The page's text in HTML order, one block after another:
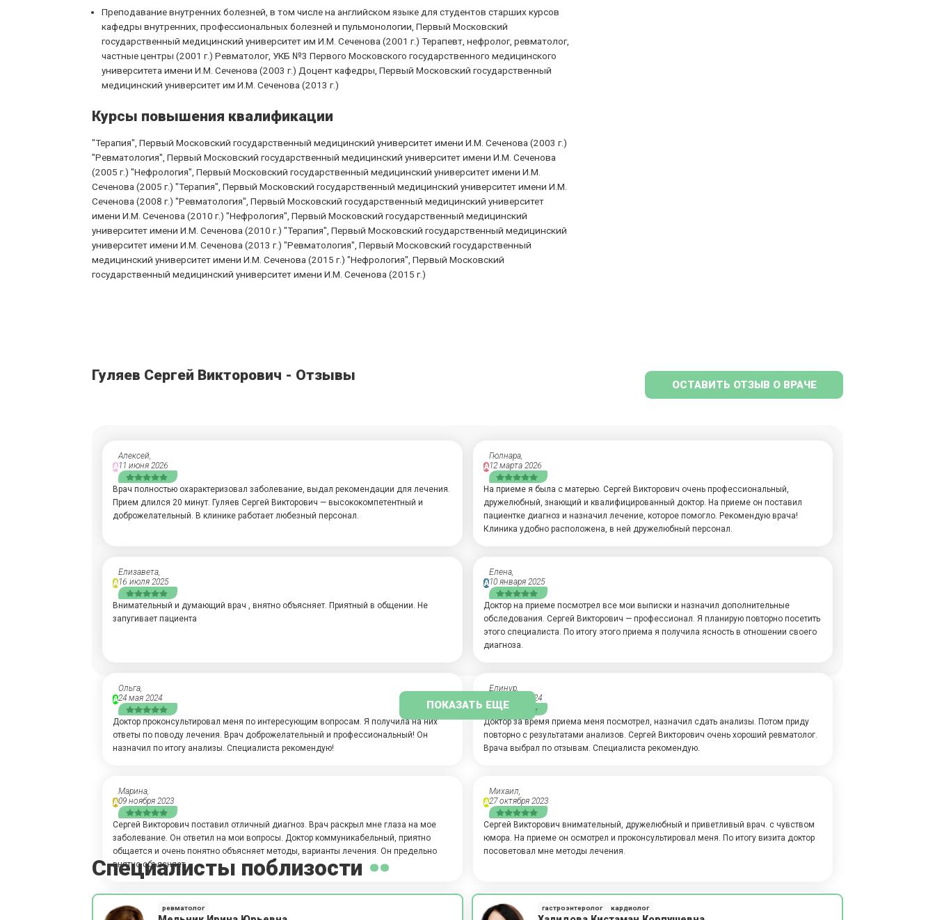
Преподавание внутренних болезней, в том числе на английском языке для студентов старших курсов
кафедры внутренних, профессиональных болезней и пульмонологии, Первый Московский
государственный медицинский университет им И.М. Сеченова (2001 г.) Терапевт, нефролог, ревматолог,
частные центры (2001 г.) Ревматолог, УКБ №3 Первого Московского государственного медицинского
университета имени И.М. Сеченова (2003 г.) Доцент кафедры, Первый Московский государственный
медицинский университет им И.М. Сеченова (2013 г.)
Курсы повышения квалификации
"Терапия", Первый Московский государственный медицинский университет имени И.М. Сеченова (2003 г.)
"Ревматология", Первый Московский государственный медицинский университет имени И.М. Сеченова
(2005 г.) "Нефрология", Первый Московский государственный медицинский университет имени И.М.
Сеченова (2005 г.) "Терапия", Первый Московский государственный медицинский университет имени И.М.
Сеченова (2008 г.) "Ревматология", Первый Московский государственный медицинский университет
имени И.М. Сеченова (2010 г.) "Нефрология", Первый Московский государственный медицинский
университет имени И.М. Сеченова (2010 г.) "Терапия", Первый Московский государственный медицинский
университет имени И.М. Сеченова (2013 г.) "Ревматология", Первый Московский государственный
медицинский университет имени И.М. Сеченова (2015 г.) "Нефрология", Первый Московский
государственный медицинский университет имени И.М. Сеченова (2015 г.)
Гуляев Сергей Викторович - Отзывы
ОСТАВИТЬ ОТЗЫВ О ВРАЧЕ
А
Алексей,
11 июня 2026
Врач полностью охарактеризовал заболевание, выдал рекомендации для лечения.
Прием длился 20 минут. Гуляев Сергей Викторович — высококомпетентный и
доброжелательный. В клинике работает любезный персонал.
А
Гюлнара,
12 марта 2026
На приеме я была с матерью. Сергей Викторович очень профессиональный,
дружелюбный, знающий и квалифицированный доктор. На приеме он поставил
пациентке диагноз и назначил лечение, которое помогло. Рекомендую врача!
Клиника удобно расположена, в ней дружелюбный персонал.
А
Елизавета,
16 июля 2025
Внимательный и думающий врач , внятно объясняет. Приятный в общении. Не
запугивает пациента
А
Елена,
10 января 2025
Доктор на приеме посмотрел все мои выписки и назначил дополнительные
обследования. Сергей Викторович — профессионал. Я планирую повторно посетить
этого специалиста. По итогу этого приема я получила ясность в отношении своего
диагноза.
А
Ольга,
24 мая 2024
Доктор проконсультировал меня по интересующим вопросам. Я получила на них
ответы по поводу лечения. Врач доброжелательный и профессиональный! Он
назначил по итогу анализы. Специалиста рекомендую!
А
Елинур,
16 марта 2024
Доктор за время приема меня посмотрел, назначил сдать анализы. Потом приду
повторно с результатами анализов. Сергей Викторович очень хороший ревматолог.
Врача выбрал по отзывам. Специалиста рекомендую.
А
Марина,
09 ноября 2023
Сергей Викторович поставил отличный диагноз. Врач раскрыл мне глаза на мое
заболевание. Он ответил на мои вопросы. Доктор коммуникабельный, приятно
общается и очень понятно объясняет методы, варианты лечения. Он предельно
внятно объясняет.
А
Михаил,
27 октября 2023
Сергей Викторович внимательный, дружелюбный и приветливый врач. с чувством
юмора. На приеме он осмотрел и проконсультировал меня. По итогу визита доктор
посоветовал мне методы лечения.
Дарья,
13 октября 2023
Ольга,
26 июля 2023
ПОКАЗАТЬ ЕЩЕ
Специалисты поблизости
ревматолог гастроэнтеролог кардиолог